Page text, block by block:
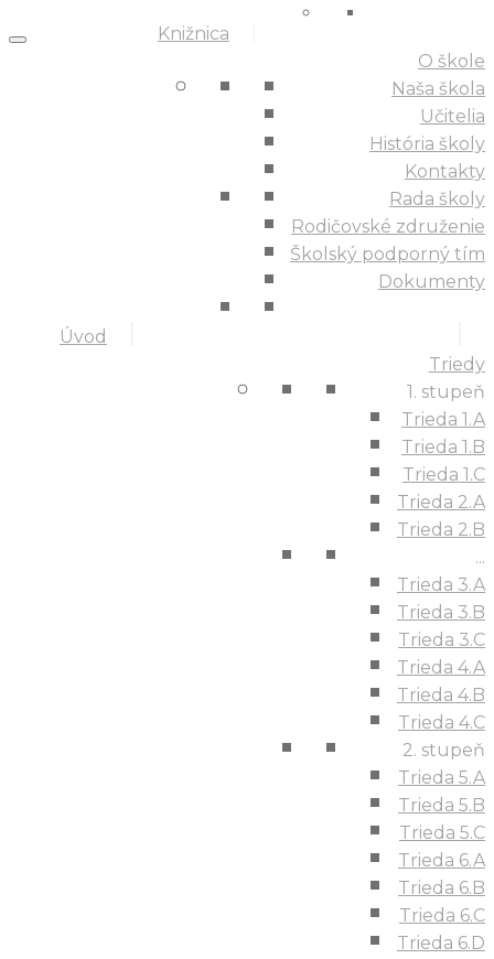
Knižnica
Úvod
O škole
Naša škola
Učitelia
História školy
Kontakty
Rada školy
Rodičovské združenie
Školský podporný tím
Dokumenty
Triedy
1. stupeň
Trieda 1.A
Trieda 1.B
Trieda 1.C
Trieda 2.A
Trieda 2.B
...
Trieda 3.A
Trieda 3.B
Trieda 3.C
Trieda 4.A
Trieda 4.B
Trieda 4.C
2. stupeň
Trieda 5.A
Trieda 5.B
Trieda 5.C
Trieda 6.A
Trieda 6.B
Trieda 6.C
Trieda 6.D